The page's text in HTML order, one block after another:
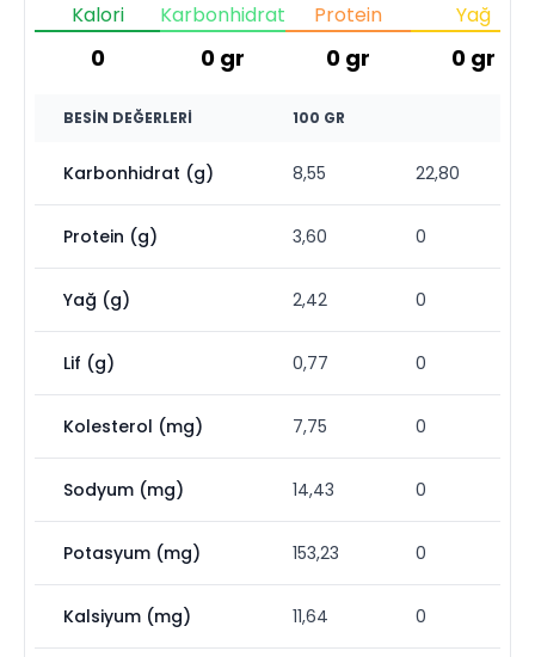
Kalori
0
Karbonhidrat
0 gr
Protein
0 gr
Yağ
0 gr
BESIN DEĞERLERI 100 GR
Karbonhidrat (g) 8,55 22,80
Protein (g) 3,60 0
Yağ (g) 2,42 0
Lif (g) 0,77 0
Kolesterol (mg) 7,75 0
Sodyum (mg) 14,43 0
Potasyum (mg) 153,23 0
Kalsiyum (mg) 11,64 0